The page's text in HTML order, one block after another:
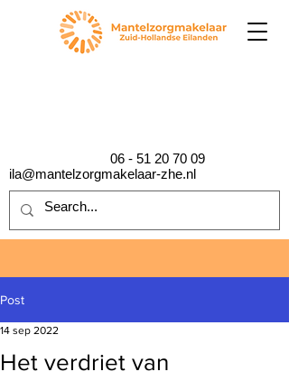
06 - 51 20 70 09
ila@mantelzorgmakelaar-zhe.nl
Post
Het verdriet van
14 sep 2022